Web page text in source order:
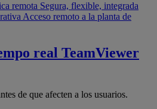
remota Segura, flexible, integrada
Acceso remoto a la planta de
real TeamViewer
de que afecten a los usuarios.